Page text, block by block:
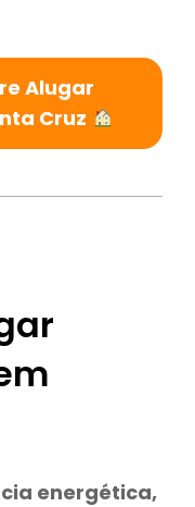
Alugar
Cruz
energética,